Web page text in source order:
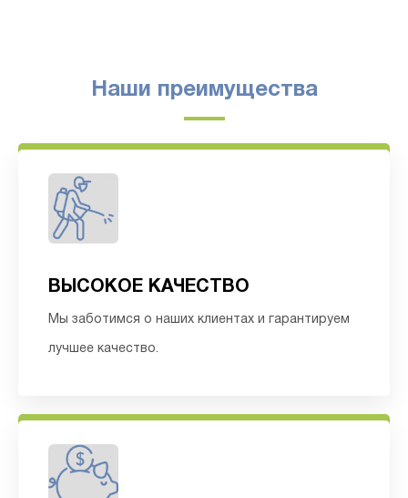
Наши преимущества
ВЫСОКОЕ КАЧЕСТВО
Мы заботимся о наших клиентах и гарантируем
лучшее качество.